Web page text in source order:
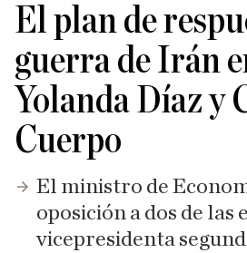
El plan de
guerra de Irán
Yolanda Díaz y
Cuerpo
El ministro de
oposición a dos de las
vicepresidenta